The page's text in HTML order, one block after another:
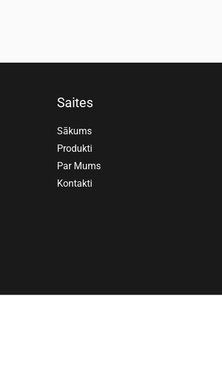
Saites
Sākums
Produkti
Par Mums
Kontakti